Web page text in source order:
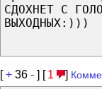
СДОХНЕТ С
ВЫХОДНЫХ:)))
[+ 36 - ] [ 1 ]